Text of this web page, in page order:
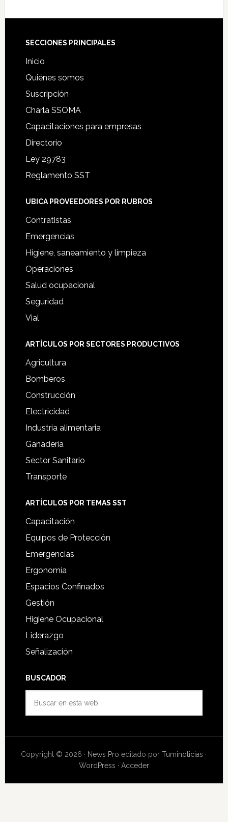
Footer
SECCIONES PRINCIPALES
Inicio
Quiénes somos
Suscripción
Charla SSOMA
Capacitaciones para empresas
Directorio
Ley 29783
Reglamento SST
UBICA PROVEEDORES POR RUBROS
Contratistas
Emergencias
Higiene, saneamiento y limpieza
Operaciones
Salud ocupacional
Seguridad
Vial
ARTÍCULOS POR SECTORES PRODUCTIVOS
Agricultura
Bomberos
Construcción
Electricidad
Industria alimentaria
Ganadería
Sector Sanitario
Transporte
ARTÍCULOS POR TEMAS SST
Capacitación
Equipos de Protección
Emergencias
Ergonomía
Espacios Confinados
Gestión
Higiene Ocupacional
Liderazgo
Señalización
BUSCADOR
web
Copyright © 2026 · News Pro editado porTuminoticias ·
WordPress · Acceder